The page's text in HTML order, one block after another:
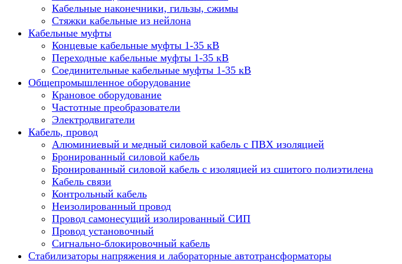
Кабельные наконечники, гильзы, сжимы
Стяжки кабельные из нейлона
Кабельные муфты
Концевые кабельные муфты 1-35 кВ
Переходные кабельные муфты 1-35 кВ
Соединительные кабельные муфты 1-35 кВ
Общепромышленное оборудование
Крановое оборудование
Частотные преобразователи
Электродвигатели
Кабель, провод
Алюминиевый и медный силовой кабель с ПВХ изоляцией
Бронированный силовой кабель
Бронированный силовой кабель с изоляцией из сшитого полиэтилена
Кабель связи
Контрольный кабель
Неизолированный провод
Провод самонесущий изолированный СИП
Провод установочный
Сигнально-блокировочный кабель
Стабилизаторы напряжения и лабораторные автотрансформаторы